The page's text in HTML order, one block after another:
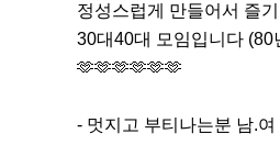
정성스럽게 만들어서 즐
30대40대 모임입니다 (80
🫶🫶🫶🫶🫶🫶
- 멋지고 부티나는분 남.